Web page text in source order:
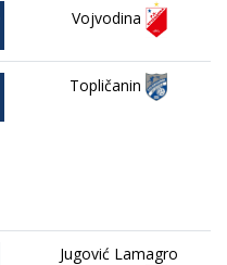
Vojvodina
Topličanin
Jugović Lamagro